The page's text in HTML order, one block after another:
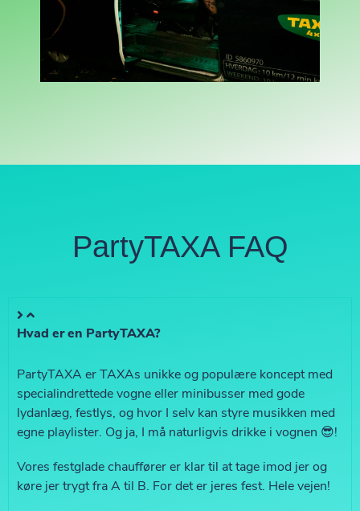
PartyTAXA FAQ
Hvad er en PartyTAXA?
PartyTAXA er TAXAs unikke og populære koncept med
specialindrettede vogne eller minibusser med gode
lydanlæg, festlys, og hvor I selv kan styre musikken med
egne playlister. Og ja, I må naturligvis drikke i vognen 😎!
Vores festglade chauffører er klar til at tage imod jer og
køre jer trygt fra A til B. For det er jeres fest. Hele vejen!